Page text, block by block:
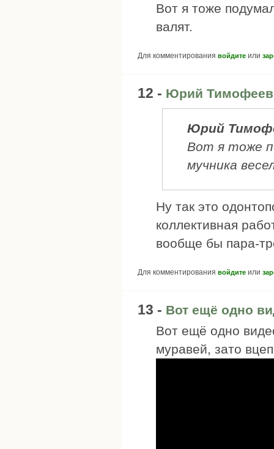
Вот я тоже
валят.
Для комментирования войдите или
12 - Юрий Тимофеев
Юрий
Вот я тоже
мучника
Ну так это
коллективная
вообще бы пара-
Для комментирования войдите или
13 - Вот ещё одно
Вот ещё одно
муравей, зато